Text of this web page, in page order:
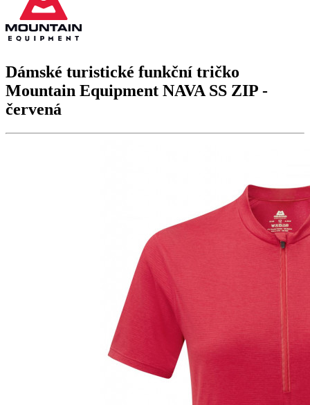
Dámské turistické funkční tričko
Mountain Equipment NAVA SS ZIP -
červená